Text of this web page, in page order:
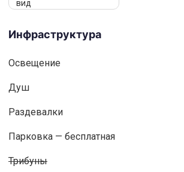
Инфраструктура
Освещениe
Душ
Раздевалки
Парковка — бесплатная
Трибуны